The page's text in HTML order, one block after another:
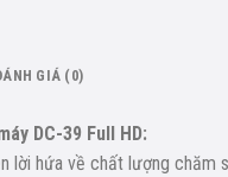
GIÁ (0)
DC-39 Full HD:
lời hứa về chất lượng chăm